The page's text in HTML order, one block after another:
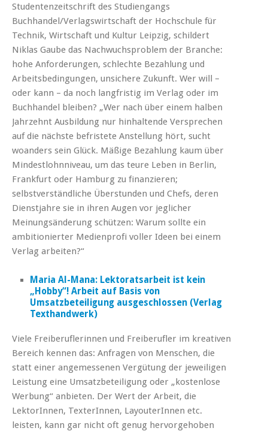
Studentenzeitschrift des Studiengangs
Buchhandel/Verlagswirtschaft der Hochschule für
Technik, Wirtschaft und Kultur Leipzig, schildert
Niklas Gaube das Nachwuchsproblem der Branche:
hohe Anforderungen, schlechte Bezahlung und
Arbeitsbedingungen, unsichere Zukunft. Wer will –
oder kann – da noch langfristig im Verlag oder im
Buchhandel bleiben? „Wer nach über einem halben
Jahrzehnt Ausbildung nur hinhaltende Versprechen
auf die nächste befristete Anstellung hört, sucht
woanders sein Glück. Mäßige Bezahlung kaum über
Mindestlohnniveau, um das teure Leben in Berlin,
Frankfurt oder Hamburg zu finanzieren;
selbstverständliche Überstunden und Chefs, deren
Dienstjahre sie in ihren Augen vor jeglicher
Meinungsänderung schützen: Warum sollte ein
ambitionierter Medienprofi voller Ideen bei einem
Verlag arbeiten?“
Maria Al-Mana: Lektoratsarbeit ist kein
„Hobby“! Arbeit auf Basis von
Umsatzbeteiligung ausgeschlossen (Verlag
Texthandwerk)
Viele Freiberuflerinnen und Freiberufler im kreativen
Bereich kennen das: Anfragen von Menschen, die
statt einer angemessenen Vergütung der jeweiligen
Leistung eine Umsatzbeteiligung oder „kostenlose
Werbung“ anbieten. Der Wert der Arbeit, die
LektorInnen, TexterInnen, LayouterInnen etc.
leisten, kann gar nicht oft genug hervorgehoben